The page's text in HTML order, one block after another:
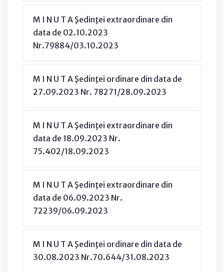
M I N U T A Şedinţei extraordinare din
data de 02.10.2023
Nr.79884/03.10.2023
M I N U T A Şedinţei ordinare din data de
27.09.2023 Nr. 78271/28.09.2023
M I N U T A Şedinţei extraordinare din
data de 18.09.2023 Nr.
75.402/18.09.2023
M I N U T A Şedinţei extraordinare din
data de 06.09.2023 Nr.
72239/06.09.2023
M I N U T A Şedinţei ordinare din data de
30.08.2023 Nr.70.644/31.08.2023